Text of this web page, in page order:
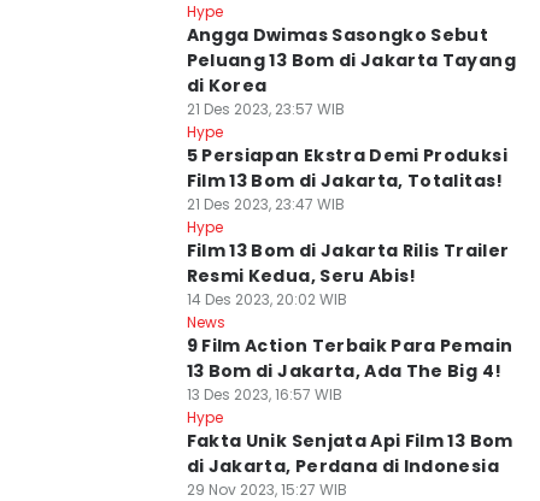
Hype
Angga Dwimas Sasongko Sebut
Peluang 13 Bom di Jakarta Tayang
di Korea
21 Des 2023, 23:57 WIB
Hype
5 Persiapan Ekstra Demi Produksi
Film 13 Bom di Jakarta, Totalitas!
21 Des 2023, 23:47 WIB
Hype
Film 13 Bom di Jakarta Rilis Trailer
Resmi Kedua, Seru Abis!
14 Des 2023, 20:02 WIB
News
9 Film Action Terbaik Para Pemain
13 Bom di Jakarta, Ada The Big 4!
13 Des 2023, 16:57 WIB
Hype
Fakta Unik Senjata Api Film 13 Bom
di Jakarta, Perdana di Indonesia
29 Nov 2023, 15:27 WIB